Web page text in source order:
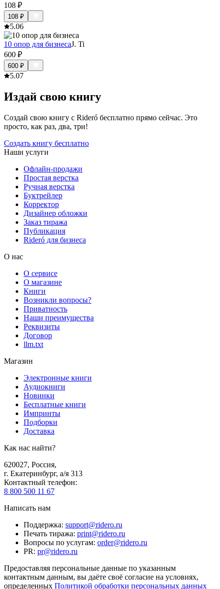
108 ₽
108 ₽
5.06
10 опор для бизнесаJ. Ti
600 ₽
600 ₽
5.07
Издай свою книгу
Создай свою книгу с Rideró бесплатно прямо сейчас. Это
просто, как раз, два, три!
Создать книгу бесплатно
Наши услуги
Офлайн-продажи
Простая верстка
Ручная верстка
Буктрейлер
Корректор
Дизайнер обложки
Заказ тиража
Публикация
Rideró для бизнеса
О нас
О сервисе
О магазине
Книги
Возникли вопросы?
Приватность
Наши преимущества
Реквизиты
Договор
llm.txt
Магазин
Электронные книги
Аудиокниги
Новинки
Бесплатные книги
Импринты
Подборки
Доставка
Как нас найти?
620027, Россия,
г. Екатеринбург, а/я 313
Контактный телефон:
8 800 500 11 67
Написать нам
Поддержка: support@ridero.ru
Печать тиража: print@ridero.ru
Вопросы по услугам: order@ridero.ru
PR: pr@ridero.ru
Предоставляя персональные данные по указанным
контактным данным, вы даёте своё согласие на условиях,
определенных Политикой обработки персональных данных